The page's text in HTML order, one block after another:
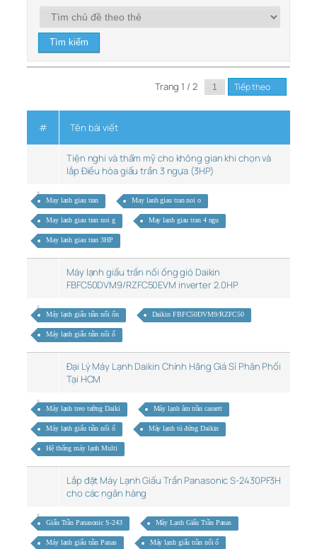
Trang 1 / 2 Tiếp theo
# Tên bài viết
Tiện nghi và thẩm mỹ cho không gian khi chọn và
lắp Điều hòa giấu trần 3 ngựa (3HP)
May lanh giau tran May lanh giau tran noi o
May lanh giau tran noi g May lanh giau tran 4 ngu
May lanh giau tran 3HP
Máy lạnh giấu trần nối ống gió Daikin
FBFC50DVM9/RZFC50EVM inverter 2.0HP
Máy lạnh giấu trần nối ốn Daikin FBFC50DVM9/RZFC50
Máy lạnh giấu trần nối ố
Đại Lý Máy Lạnh Daikin Chính Hãng Giá Sỉ Phân Phối
Tại HCM
Máy lạnh treo tường Daiki Máy lạnh âm trần cassett
Máy lạnh giấu trần nối ố Máy lạnh tủ đứng Daikin
Hệ thống máy lạnh Multi
Lắp đặt Máy Lạnh Giấu Trần Panasonic S-2430PF3H
cho các ngân hàng
Giấu Trần Panasonic S-243 Máy Lạnh Giấu Trần Panas
Máy lạnh giấu trần Panas Máy lạnh giấu trần nối ố